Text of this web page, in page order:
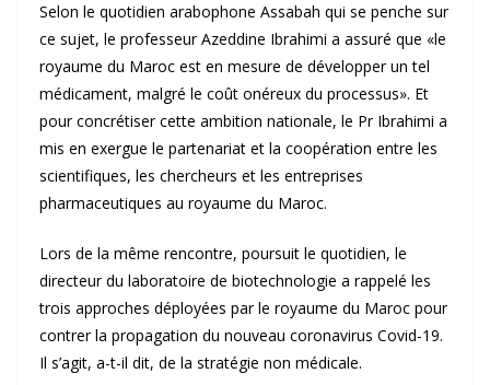
Selon le quotidien arabophone Assabah qui se penche sur
ce sujet, le professeur Azeddine Ibrahimi a assuré que «le
royaume du Maroc est en mesure de développer un tel
médicament, malgré le coût onéreux du processus». Et
pour concrétiser cette ambition nationale, le Pr Ibrahimi a
mis en exergue le partenariat et la coopération entre les
scientifiques, les chercheurs et les entreprises
pharmaceutiques au royaume du Maroc.
Lors de la même rencontre, poursuit le quotidien, le
directeur du laboratoire de biotechnologie a rappelé les
trois approches déployées par le royaume du Maroc pour
contrer la propagation du nouveau coronavirus Covid-19.
Il s’agit, a-t-il dit, de la stratégie non médicale.